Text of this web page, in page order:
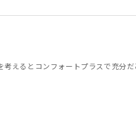
えるとコンフォートプラスで充分だ